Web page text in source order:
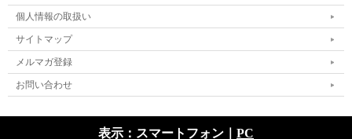
個人情報の取扱い
サイトマップ
メルマガ登録
お問い合わせ
表示：スマートフォン｜ PC